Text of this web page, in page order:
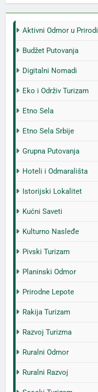
Aktivni Odmor u Prirodi
Budžet Putovanja
Digitalni Nomadi
Eko i Održiv Turizam
Etno Sela
Etno Sela Srbije
Grupna Putovanja
Hoteli i Odmarališta
Istorijski Lokalitet
Kućni Saveti
Kulturno Nasleđe
Pivski Turizam
Planinski Odmor
Prirodne Lepote
Rakija Turizam
Razvoj Turizma
Ruralni Odmor
Ruralni Razvoj